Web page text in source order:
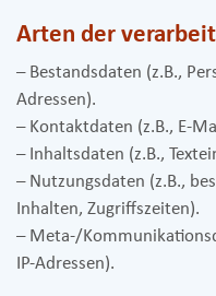
Arten der
– Bestandsdaten (z.B.,
Adressen).
– Kontaktdaten (z.B., E-
– Inhaltsdaten (z.B.,
– Nutzungsdaten (z.B.,
Inhalten, Zugriffszeiten).
– Meta-/
IP-Adressen).